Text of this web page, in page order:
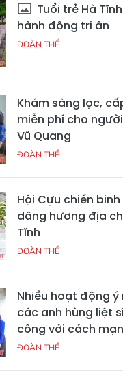
Tuổi trẻ Hà
hành động tri ân
ĐOÀN THỂ
Khám sàng lọc,
miễn phí cho
Vũ Quang
ĐOÀN THỂ
Hội Cựu chiến
dâng hương địa
Tĩnh
ĐOÀN THỂ
Nhiều hoạt động ý
các anh hùng liệt
công với cách
ĐOÀN THỂ